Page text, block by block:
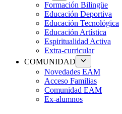
Formación Bilingüe
Educación Deportiva
Educación Tecnológica
Educación Artística
Espiritualidad Activa
Extra-curricular
COMUNIDAD
Novedades EAM
Acceso Familias
Comunidad EAM
Ex-alumnos